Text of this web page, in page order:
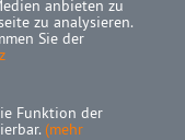
anbieten zu
zu analysieren.
Sie der
Funktion der
(mehr